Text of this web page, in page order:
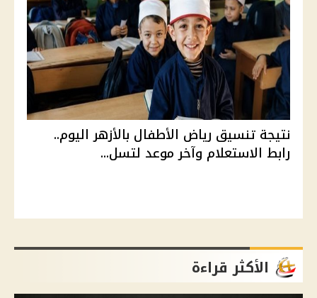
نتيجة تنسيق رياض الأطفال بالأزهر اليوم..
رابط الاستعلام وآخر موعد لتسل...
الأكثر قراءة